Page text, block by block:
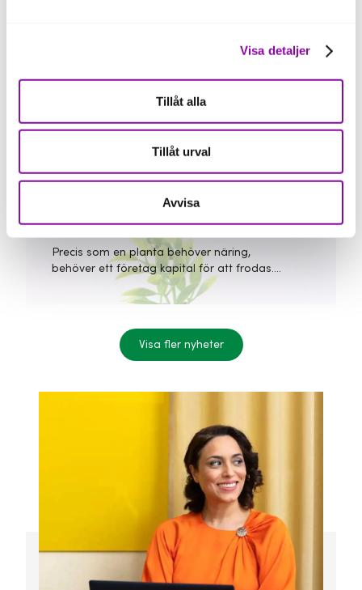
Visa detaljer
Tillåt alla
Tillåt urval
Avvisa
Darja Smisovsky, jurist och rådgivare på Almi
svarar på frågor kring aktiebolag och vilka
bolagsformen.
Fördelar med finansiering hos Almi
Precis som en planta behöver näring,
behöver ett företag kapital för att frodas.
Finansiering kan krävas för att få ditt företag
att växa. Almi stöttar företag med
Visa fler nyheter